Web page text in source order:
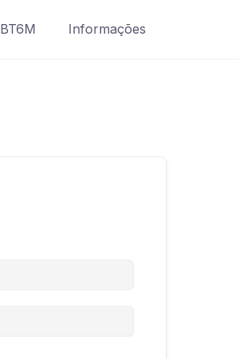
BT6M Informações